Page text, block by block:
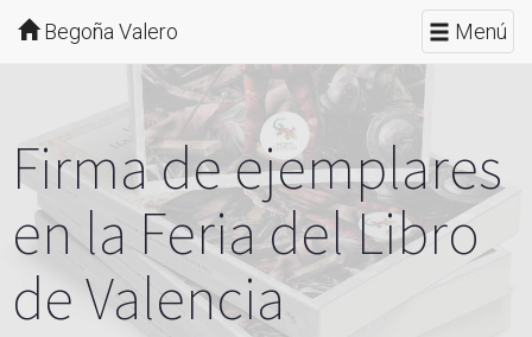
Menú
Begoña Valero
Firma de ejemplares
en la Feria del Libro
de Valencia